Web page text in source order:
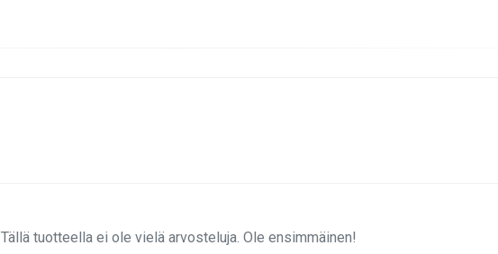
Tällä tuotteella ei ole vielä arvosteluja. Ole ensimmäinen!